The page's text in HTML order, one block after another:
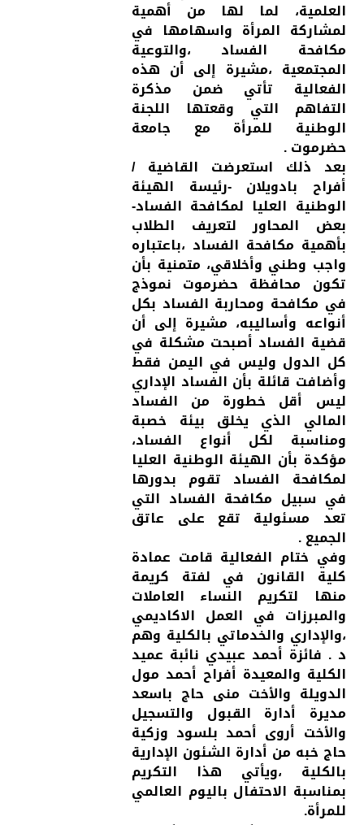
العلمية، لما لها من أهمية
لمشاركة المرأة واسهامها في
مكافحة الفساد ،والتوعية
المجتمعية ،مشيرة إلى أن هذه
الفعالية تأتي ضمن مذكرة
التفاهم التي وقعتها اللجنة
الوطنية للمرأة مع جامعة
حضرموت .
بعد ذلك استعرضت القاضية /
أفراح بادويلان -رئيسة الهيئة
الوطنية العليا لمكافحة الفساد-
بعض المحاور لتعريف الطلاب
بأهمية مكافحة الفساد ،باعتباره
واجب وطني وأخلاقي، متمنية بأن
تكون محافظة حضرموت نموذج
في مكافحة ومحاربة الفساد بكل
أنواعه وأساليبه، مشيرة إلى أن
قضية الفساد أصبحت مشكلة في
كل الدول وليس في اليمن فقط
وأضافت قائلة بأن الفساد الإداري
ليس أقل خطورة من الفساد
المالي الذي يخلق بيئة خصبة
ومناسبة لكل أنواع الفساد،
مؤكدة بأن الهيئة الوطنية العليا
لمكافحة الفساد تقوم بدورها
في سبيل مكافحة الفساد التي
تعد مسئولية تقع على عاتق
الجميع .
وفي ختام الفعالية قامت عمادة
كلية القانون في لفتة كريمة
منها لتكريم النساء العاملات
والمبرزات في العمل الاكاديمي
،والإداري والخدماتي بالكلية وهم
د . فائزة أحمد عبيدي نائبة عميد
الكلية والمعيدة أفراح أحمد مول
الدويلة والأخت منى حاج باسعد
مديرة أدارة القبول والتسجيل
والأخت أروى أحمد بلسود وزكية
حاج خبه من أدارة الشئون الإدارية
بالكلية ،ويأتي هذا التكريم
بمناسبة الاحتفال باليوم العالمي
للمرأة.